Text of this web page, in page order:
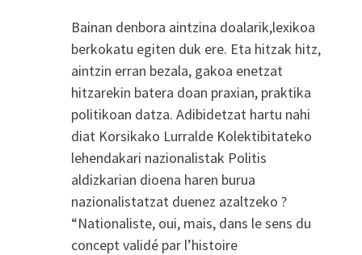
Bainan denbora aintzina doalarik,lexikoa
berkokatu egiten duk ere. Eta hitzak hitz,
aintzin erran bezala, gakoa enetzat
hitzarekin batera doan praxian, praktika
politikoan datza. Adibidetzat hartu nahi
diat Korsikako Lurralde Kolektibitateko
lehendakari nazionalistak Politis
aldizkarian dioena haren burua
nazionalistatzat duenez azaltzeko ?
“Nationaliste, oui, mais, dans le sens du
concept validé par l’histoire